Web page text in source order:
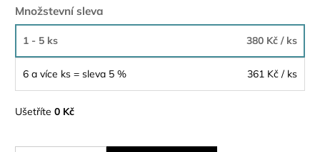
Množstevní sleva
1 - 5 ks 380 Kč / ks
6 a více ks = sleva 5 % 361 Kč / ks
Ušetříte 0 Kč